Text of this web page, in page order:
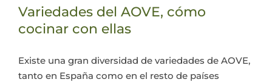
Variedades del AOVE, cómo
cocinar con ellas
Existe una gran diversidad de variedades de AOVE,
tanto en España como en el resto de países